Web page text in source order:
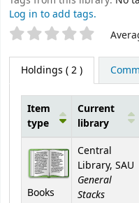
Log in to add tags.
Star ratings
Holdings ( 2 )
Item
type
Current
library
Books
Central
Library, SAU
General
Stacks